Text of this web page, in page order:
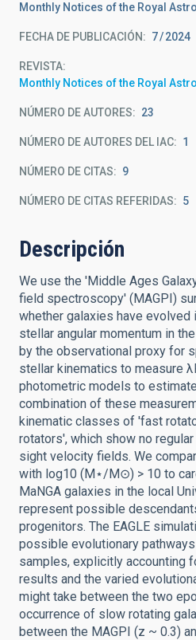
Monthly Notices of the Royal
FECHA DE PUBLICACIÓN: 7 2024
REVISTA
Monthly Notices of the Royal
NÚMERO DE AUTORES 23
NÚMERO DE AUTORES DEL IAC 1
NÚMERO DE CITAS 9
NÚMERO DE CITAS REFERIDAS 5
Descripción
We use the 'Middle Ages
field spectroscopy' (MAGPI)
whether galaxies have
stellar angular momentum in
by the observational proxy for
stellar kinematics to measure
photometric models to
combination of these
kinematic classes of 'fast
rotators', which show no
sight velocity fields. We
with log10 (M⋆/M⊙) > 10 to
MaNGA galaxies in the local
represent possible
progenitors. The EAGLE
possible evolutionary
samples, explicitly accounting
results and the varied
might take between the two
occurrence of slow rotating
between the MAGPI (z ~ 0.3)